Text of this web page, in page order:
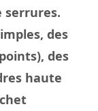
serrures.
des
des
haute